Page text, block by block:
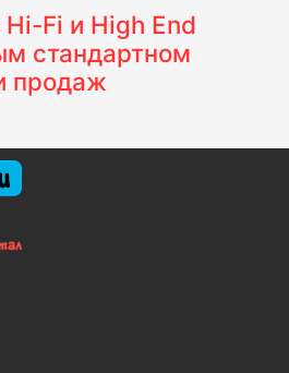
Fi и High End
стандартном
продаж